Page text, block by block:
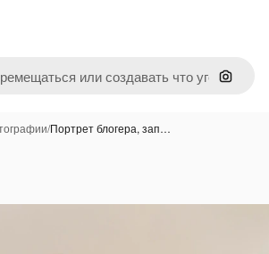
Поиск
/Портрет блогера, зап…